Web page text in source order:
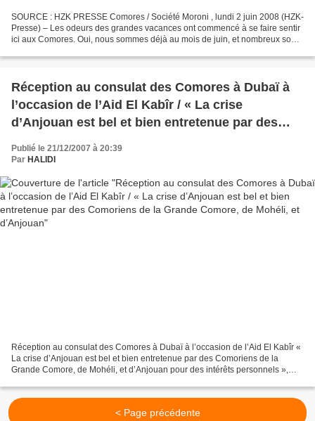
SOURCE : HZK PRESSE Comores / Société Moroni , lundi 2 juin 2008 (HZK-
Presse) – Les odeurs des grandes vacances ont commencé à se faire sentir
ici aux Comores. Oui, nous sommes déjà au mois de juin, et nombreux sont
Réception au consulat des Comores à Dubaï à
l’occasion de l’Aid El Kabîr / « La crise
d’Anjouan est bel et bien entretenue par des
d’Anjouan
Publié le 21/12/2007 à 20:39
Par HALIDI
Réception au consulat des Comores à Dubaï à l’occasion de l’Aid El Kabîr «
La crise d’Anjouan est bel et bien entretenue par des Comoriens de la
Grande Comore, de Mohéli, et d’Anjouan pour des intérêts personnels »,
< Page précédente